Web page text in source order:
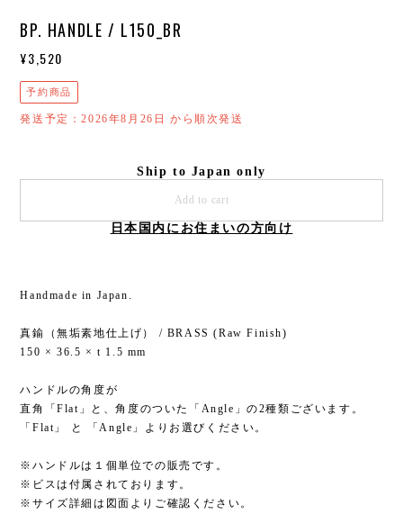
BP. HANDLE / L150_BR
¥3,520
予約商品
発送予定：2026年8月26日 から順次発送
Ship to Japan only
Add to cart
日本国内にお住まいの方向け
Handmade in Japan.
真鍮（無垢素地仕上げ） / BRASS (Raw Finish)
150 × 36.5 × t 1.5 mm
ハンドルの角度が
直角「Flat」と、角度のついた「Angle」の2種類ございます。
「Flat」 と 「Angle」よりお選びください。
※ハンドルは１個単位での販売です。
※ビスは付属されております。
※サイズ詳細は図面よりご確認ください。